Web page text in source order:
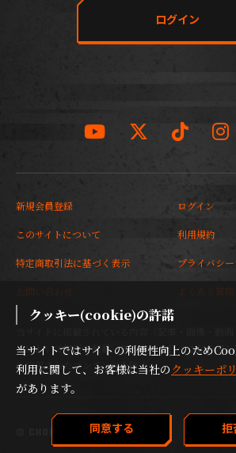
ログイン
新規会員登録 ログイン
このサイトについて 利用規約
特定商取引法に基づく表示 プライバシ
てにおいて無断で転載、加工などを行うことを禁
※許可されたコンテンツを除く
© CHOGAKUSEI
クッキー(cookie)の許諾
当サイトではサイトの利便性向上のため
利用に関して、お客様は当社のクッキーポ
があります。
同意する 拒